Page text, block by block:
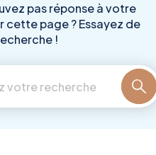
pas réponse à votre
cette page ? Essayez de
!